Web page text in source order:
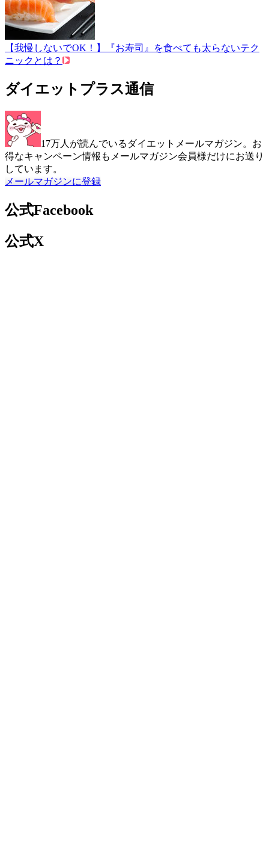
【我慢しないでOK！】『お寿司』を食べても太らないテク
ニックとは？
ダイエットプラス通信
17万人が読んでいるダイエットメールマガジン。お
得なキャンペーン情報もメールマガジン会員様だけにお送り
しています。
メールマガジンに登録
公式Facebook
公式X